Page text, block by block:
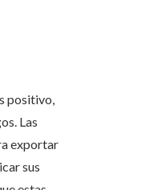
positivo,
Las
exportar
sus